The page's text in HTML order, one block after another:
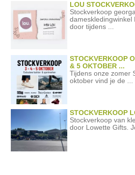
LOU
Stockverkoop
door tijdens ...
STOCKVERKOOP
& 5 OKTOBER ...
Tijdens onze zomer
oktober vind je de ...
STOCKVERKOOP
Stockverkoop van
door Lowette Gifts.